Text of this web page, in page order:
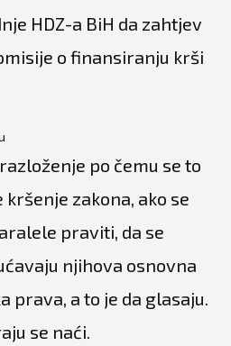
HDZ-a BiH da zahtjev
o finansiranju krši
po čemu se to
kršenje zakona, ako se
praviti, da se
njihova osnovna
prava, a to je da glasaju.
se naći.